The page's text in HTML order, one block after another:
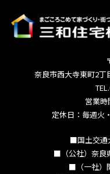
奈良市西大寺東町2丁
営業時
定休日：毎週火
■国土交通
■（公社）奈良
■（一社）